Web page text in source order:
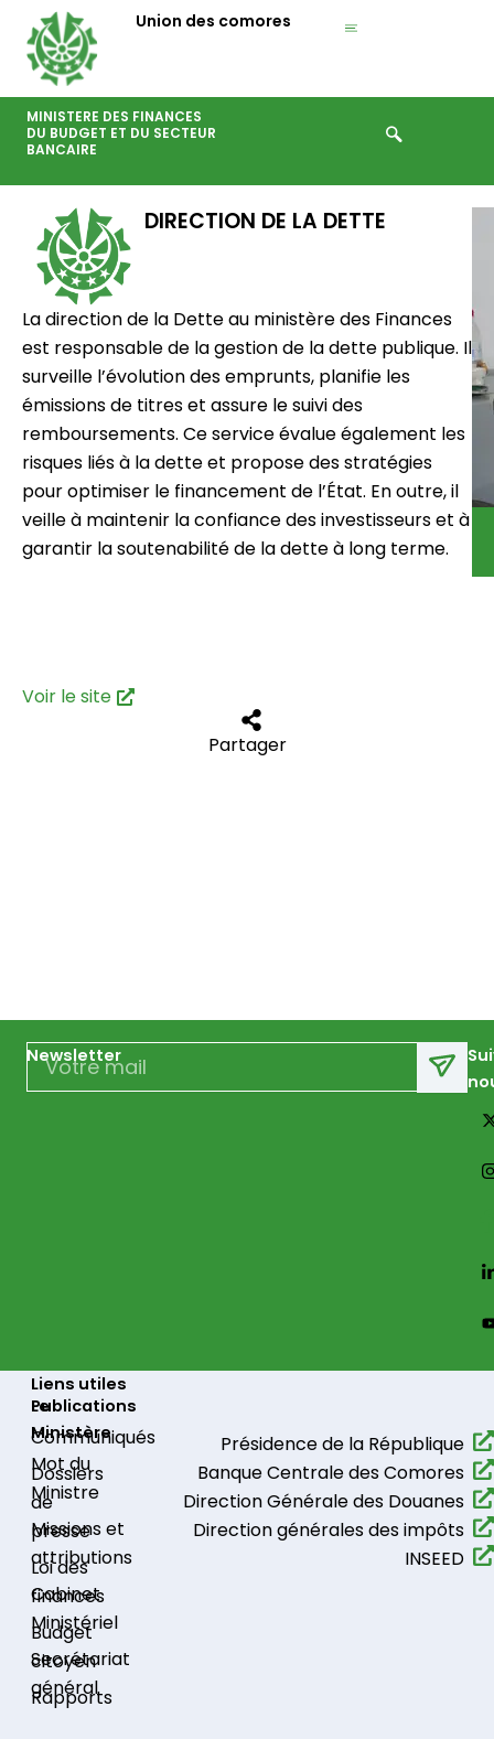
contenu
Union des comores
MINISTERE DES FINANCES
DU BUDGET ET DU SECTEUR
BANCAIRE
DIRECTION DE LA DETTE
La direction de la Dette au ministère des Finances
est responsable de la gestion de la dette publique. Il
surveille l’évolution des emprunts, planifie les
émissions de titres et assure le suivi des
remboursements. Ce service évalue également les
risques liés à la dette et propose des stratégies
pour optimiser le financement de l’État. En outre, il
veille à maintenir la confiance des investisseurs et à
garantir la soutenabilité de la dette à long terme.
Voir le site
Partager
Newsletter
Email
Le
Ministère
Mot du
Ministre
Missions et
attributions
Cabinet
Ministériel
Secrétariat
général
Publications
Communiqués​
Dossiers
de
presse
Loi des
finances
Budget
citoyen
Rapports
Liens utiles
Présidence de la République​
Banque Centrale des Comores
Direction Générale des Douanes
Direction générales des impôts
INSEED